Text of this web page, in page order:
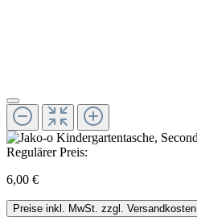
Regulärer Preis:
6,00 €
Preise inkl. MwSt. zzgl. Versandkosten